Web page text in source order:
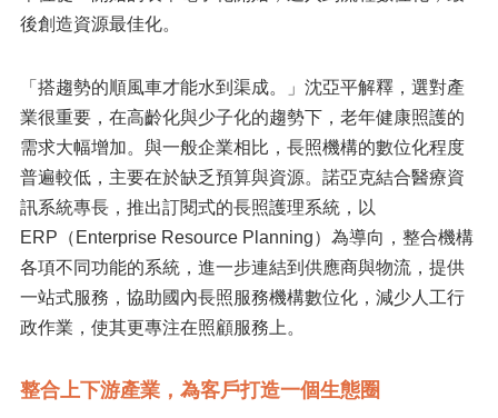
後創造資源最佳化。
「搭趨勢的順風車才能水到渠成。」沈亞平解釋，選對產
業很重要，在高齡化與少子化的趨勢下，老年健康照護的
需求大幅增加。與一般企業相比，長照機構的數位化程度
普遍較低，主要在於缺乏預算與資源。諾亞克結合醫療資
訊系統專長，推出訂閱式的長照護理系統，以
ERP（Enterprise Resource Planning）為導向，整合機構
各項不同功能的系統，進一步連結到供應商與物流，提供
一站式服務，協助國內長照服務機構數位化，減少人工行
政作業，使其更專注在照顧服務上。
整合上下游產業，為客戶打造一個生態圈